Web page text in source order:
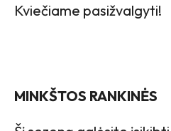
Kviečiame pasižvalgyti!
MINKŠTOS RANKINĖS